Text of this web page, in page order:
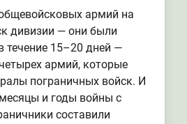
армий на
дивизии — они были
15–20 дней —
армий, которые
пограничных войск. И
и годы войны с
составили